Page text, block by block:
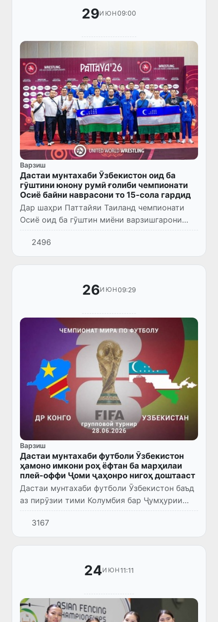
29ИЮН09:00
Варзиш
Дастаи мунтахаби Ӯзбекистон оид ба
гӯштини юнону румӣ ғолиби чемпионати
Осиё байни наврасони то 15-сола гардид
Дар шаҳри Паттайяи Таиланд чемпионати
Осиё оид ба гӯштин миёни варзишгарони
синну соли U15 ва U20 оғоз гардид. То имрӯз
мусобиқаҳои гӯштини юнону румӣ байни
наврасони то 15-сола ба...
2496
26ИЮН09:29
Варзиш
Дастаи мунтахаби футболи Ӯзбекистон
ҳамоно имкони роҳ ёфтан ба марҳилаи
плей-оффи Ҷоми ҷаҳонро нигоҳ доштааст
Дастаи мунтахаби футболи Ӯзбекистон баъд
аз пирӯзии тими Колумбия бар Ҷумҳурии
Демократии Конго бо ҳисоби 1:0 дар даври
дуюми гурӯҳи K ҳанӯз имкони назариявии
роҳ ёфтан ба марҳилаи...
3167
24ИЮН11:11